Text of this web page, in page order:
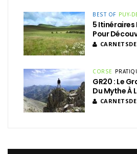
BEST OF PUY-
5
Pour
CORSE
GR20 : Le
Du Mythe À